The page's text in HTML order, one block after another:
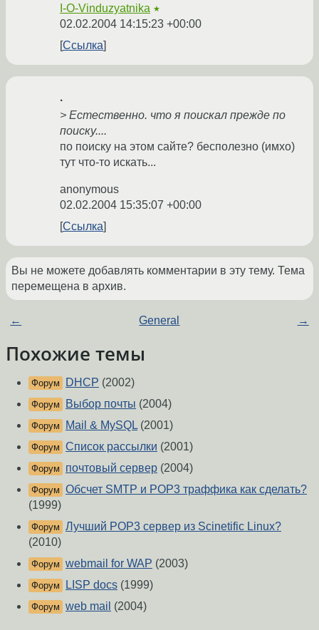
I-O-Vinduzyatnika ★
02.02.2004 14:15:23 +00:00
Ссылка
.
> Естественно. что я поискал прежде по
поиску....
по поиску на этом сайте? бесполезно (имхо)
тут что-то искать...
anonymous
02.02.2004 15:35:07 +00:00
Ссылка
Вы не можете добавлять комментарии в эту тему. Тема
перемещена в архив.
← General →
Похожие темы
Форум DHCP (2002)
Форум Выбор почты (2004)
Форум Mail & MySQL (2001)
Форум Список рассылки (2001)
Форум почтовый сервер (2004)
Форум Обсчет SMTP и POP3 траффика как сделать?
(1999)
Форум Лучший POP3 сервер из Scinetific Linux?
(2010)
Форум webmail for WAP (2003)
Форум LISP docs (1999)
Форум web mail (2004)